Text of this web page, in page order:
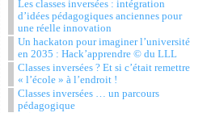
Les classes inversées : intégration
d’idées pédagogiques anciennes pour
une réelle innovation
Un hackaton pour imaginer l’université
en 2035 : Hack’apprendre © du LLL
Classes inversées ? Et si c’était remettre
« l’école » à l’endroit !
Classes inversées … un parcours
pédagogique